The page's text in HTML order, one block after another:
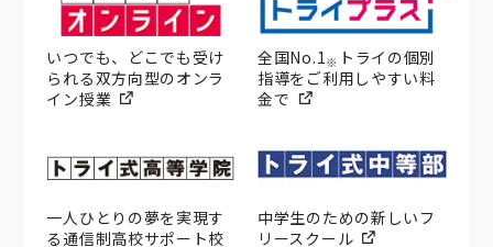
いつでも、どこでも受け
られる双方向型のオンラ
イン授業
全国No.1※ トライの個別
指導をご利用しやすい料
金で
一人ひとりの夢を実現す
る通信制高校サポート校
中学生のための新しいフ
リースクール